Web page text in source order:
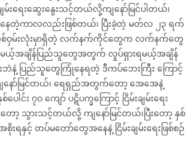
မ်းရေးဆွေးနွေးသင့်တယ်လို့ကျနော်မြင်ပါတယ်၊
ေတဲ့ကာလလည်းဖြစ်တယ်၊ ပြီးခဲ့တဲ့ မတ်လ ၂၃ ရက်
ာတစ်ဝှမ်းလုံးမှာရှိတဲ့ လက်နက်ကိုင်တွေက လက်နက်တွေ
မယ့်အချိန်ပြည်သူတွေအတွက် လှုပ်ရှားရမယ့်အချိန်
နဲ့ ပြည်သူတွေကြုံနေရတဲ့ ဒီကပ်ဘေးကြီး ကြောင့်
ော်မြင်တယ်၊ ရေရှည်အတွက်တော့ အေအေနဲ့
၇ဝ ကျော် ပဋိပက္ခကြောင့် ငြိမ်းချမ်းရေး
ာ့ သွားသင့်တယ်လို့ ကျနော်မြင်တယ်၊ပြီးတော့ နှစ်
နှင့် တပ်မတော်တွေအနေနဲ့ ငြိမ်းချမ်းရေးဖြစ်စဉ်